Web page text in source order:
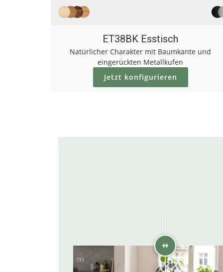
VORHER
ET38BK Esstisch
Natürlicher Charakter mit Baumkante und
eingerückten Metallkufen
Jetzt konfigurieren